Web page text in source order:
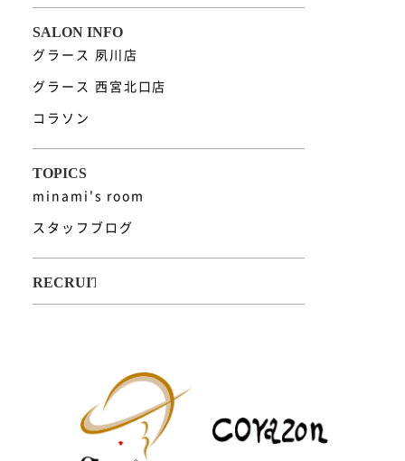
グラース 夙川店
グラース 西宮北口店
コラソン
minami's room
スタッフブログ